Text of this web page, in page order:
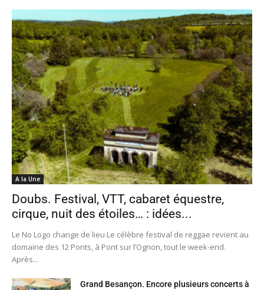
A la Une
Doubs. Festival, VTT, cabaret équestre,
cirque, nuit des étoiles… : idées...
Le No Logo change de lieu Le célèbre festival de reggae revient au
domaine des 12 Ponts, à Pont sur l’Ognon, tout le week-end.
Après...
Grand Besançon. Encore plusieurs concerts à